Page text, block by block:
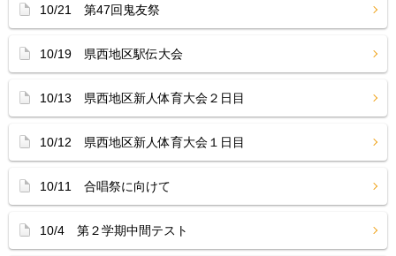
10/21 第47回鬼友祭
10/19 県西地区駅伝大会
10/13 県西地区新人体育大会２日目
10/12 県西地区新人体育大会１日目
10/11 合唱祭に向けて
10/4 第２学期中間テスト